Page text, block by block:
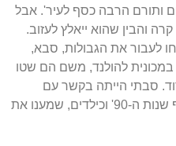
ותורם הרבה כסף לעיר'. אבל
והבין שהוא ייאלץ לעזוב.
לעבור את הגבולות, סבא,
להולנד, משם הם שטו
סבתי הייתה בקשר עם
משפחת הופמן עד שנפטרה בסוף שנות ה-90' וכילדים, שמענו את